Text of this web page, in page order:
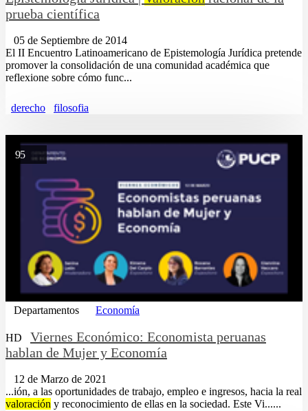
prueba científica
05 de Septiembre de 2014
El II Encuentro Latinoamericano de Epistemología Jurídica pretende
promover la consolidación de una comunidad académica que
reflexione sobre cómo func...
derecho filosofia
95
Departamentos Economía
HD
Viernes Económico: Economista peruanas
hablan de Mujer y Economía
12 de Marzo de 2021
...ión, a las oportunidades de trabajo, empleo e ingresos, hacia la real
valoración y reconocimiento de ellas en la sociedad. Este Vi......